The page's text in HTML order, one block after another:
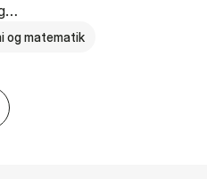
og matematik
- erhvervs­økonomi og